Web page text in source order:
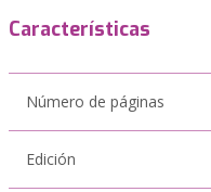
Características
Número de páginas
Edición